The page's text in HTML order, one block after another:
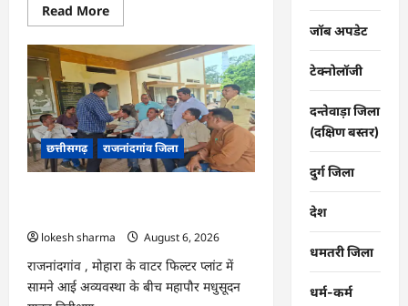
Read MoreRead
more
राजनांदगांव
:
107
करोड़
बकाया,
प्री-
पेड
व्यवस्था
में
3
माह
कंपनी…
छत्तीसगढ़ राजनांदगांव जिला
lokesh sharma
August 6, 2026
राजनांदगांव , मोहारा के वाटर फिल्टर प्लांट में
सामने आई अव्यवस्था के बीच महापौर मधुसूदन
जॉब अपडेट
टेक्नोलॉजी
दन्तेवाड़ा जिला
(दक्षिण बस्तर)
दुर्ग जिला
देश
धमतरी जिला
धर्म-कर्म